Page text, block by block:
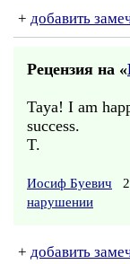
+ добавить
Рецензия на «
Taya! I am
success.
T.
Иосиф Буевич
нарушении
+ добавить